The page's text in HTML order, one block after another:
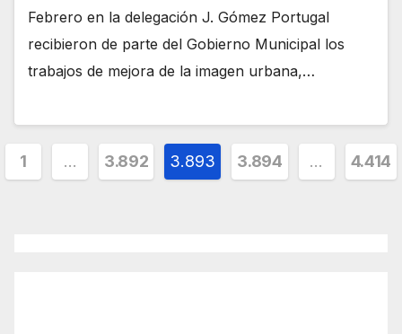
Febrero en la delegación J. Gómez Portugal
recibieron de parte del Gobierno Municipal los
trabajos de mejora de la imagen urbana,…
1 … 3.892 3.893 3.894 … 4.414